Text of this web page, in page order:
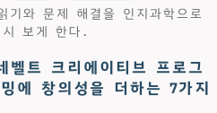
기와 문제 해결을 인지과학으로
보게 한다.
벨트 크리에이티브 프로그
에 창의성을 더하는 7가지